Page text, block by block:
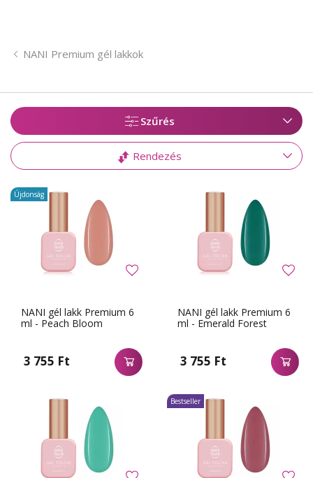
NANI Premium gél lakkok
Szűrés
Rendezés
NANI gél lakk Premium 6
ml - Peach Bloom
3 755 Ft
Újdonság
NANI gél lakk Premium 6
ml - Emerald Forest
3 755 Ft
Bestseller